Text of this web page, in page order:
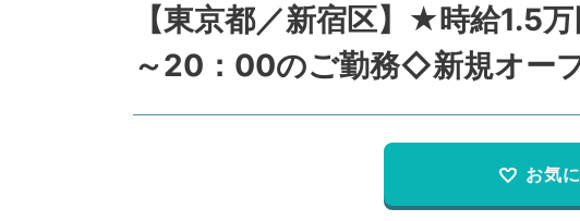
【東京都／新宿区】★時給1.5
～20：00のご勤務◇新規オー
お気